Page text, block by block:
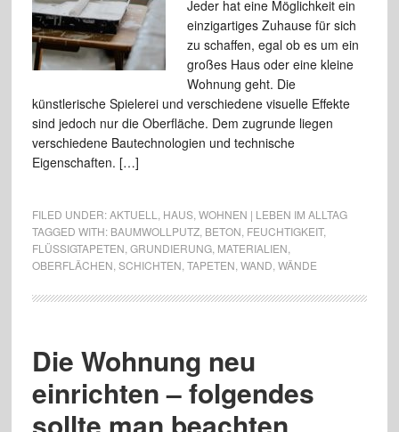
Jeder hat eine Möglichkeit ein
einzigartiges Zuhause für sich
zu schaffen, egal ob es um ein
großes Haus oder eine kleine
Wohnung geht. Die
künstlerische Spielerei und verschiedene visuelle Effekte
sind jedoch nur die Oberfläche. Dem zugrunde liegen
verschiedene Bautechnologien und technische
Eigenschaften. […]
FILED UNDER:AKTUELL HAUS, WOHNEN | LEBEN IM ALLTAG
TAGGED WITH: BAUMWOLLPUTZ, BETON FEUCHTIGKEIT,
FLÜSSIGTAPETEN GRUNDIERUNG, MATERIALIEN
OBERFLÄCHEN SCHICHTEN TAPETEN WAND WÄNDE
Die Wohnung neu
einrichten – folgendes